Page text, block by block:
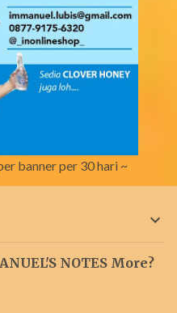
banner per 30 hari ~
NOTES More?